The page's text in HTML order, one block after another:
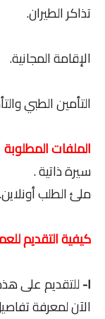
تذاكر الطيران.
الإقامة المجانية.
التأمين الطبي
الملفات المطلوبة
سيرة ذاتية .
ملئ الطلب أونلاين.
كيفية التقديم
١- للتقديم على
الآن لمعرفة